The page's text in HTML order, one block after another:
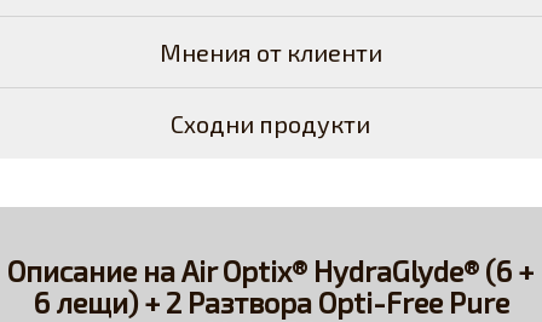
Мнения от клиенти
Сходни продукти
Описание на Air Optix® HydraGlyde® (6 +
6 лещи) + 2 Разтворa Opti-Free Pure